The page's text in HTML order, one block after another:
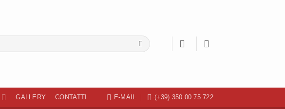
GALLERY CONTATTI E-MAIL (+39) 350.00.75.722